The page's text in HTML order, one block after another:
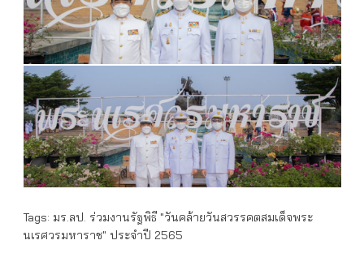
Tags: มร.ลป. ร่วมงานรัฐพิธี "วันคล้ายวันสวรรคตสมเด็จพระ
นเรศวรมหาราช" ประจำปี 2565